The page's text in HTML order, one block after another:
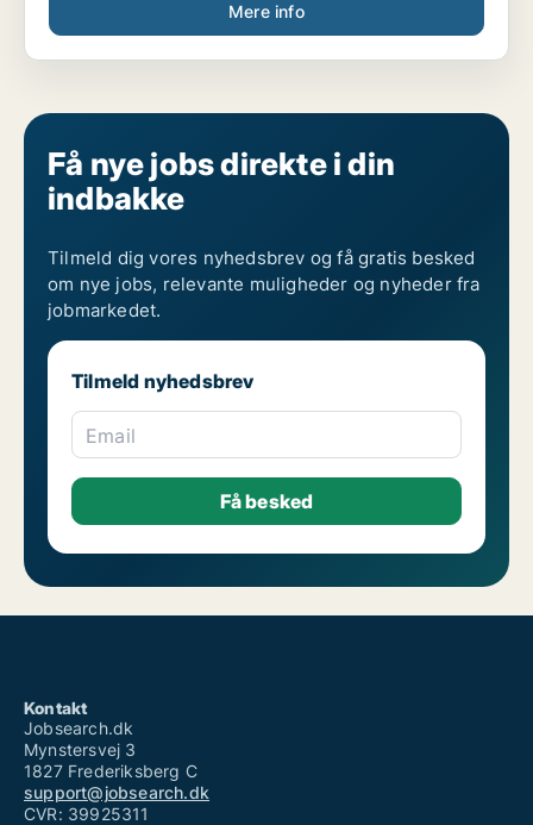
Mere info
Få nye jobs direkte i din
indbakke
Tilmeld dig vores nyhedsbrev og få gratis besked
om nye jobs, relevante muligheder og nyheder fra
jobmarkedet.
Tilmeld nyhedsbrev
Email
Kontakt
Jobsearch.dk
Mynstersvej 3
1827 Frederiksberg C
support@jobsearch.dk
CVR: 39925311